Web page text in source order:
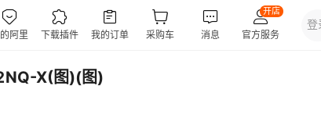
X(图)(图)